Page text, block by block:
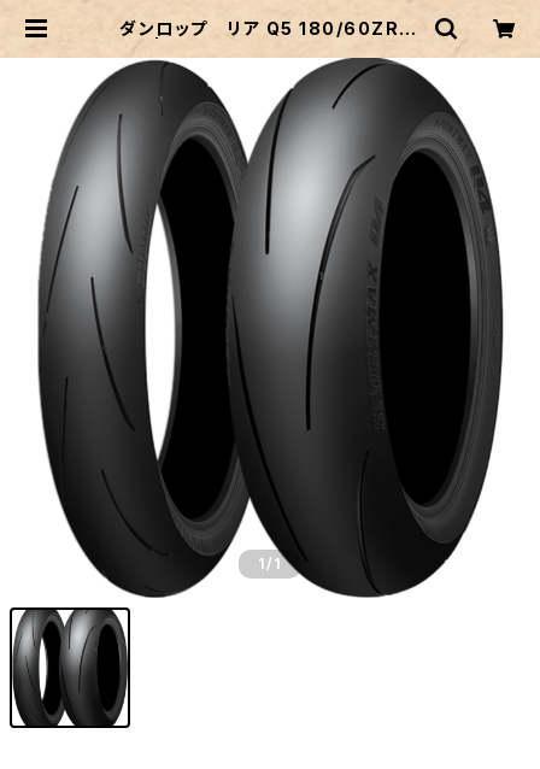
ダンロップ リア Q5 180/60ZR17
1 /1